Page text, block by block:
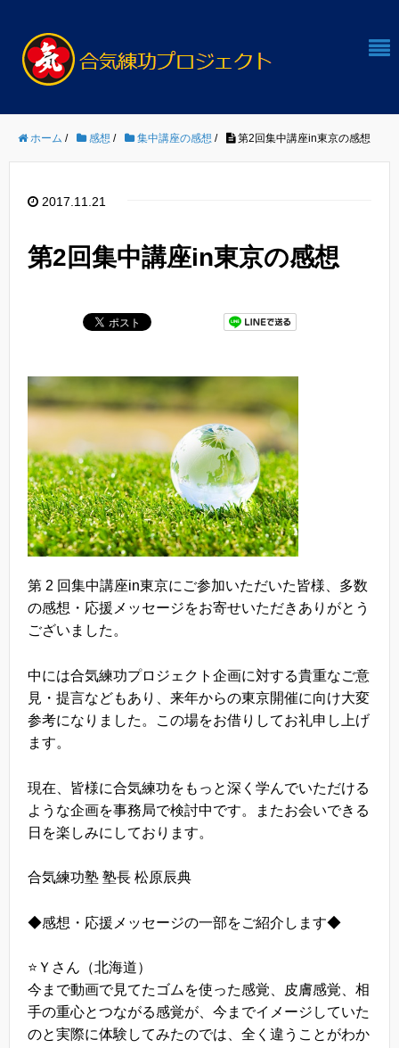
ホーム / 感想 / 集中講座の感想 / 第2回集中講座in東京の感想
2017.11.21
第2回集中講座in東京の感想
第 2 回集中講座in東京にご参加いただいた皆様、多数
の感想・応援メッセージをお寄せいただきありがとう
ございました。
中には合気練功プロジェクト企画に対する貴重なご意
見・提言などもあり、来年からの東京開催に向け大変
参考になりました。この場をお借りしてお礼申し上げ
ます。
現在、皆様に合気練功をもっと深く学んでいただける
ような企画を事務局で検討中です。またお会いできる
日を楽しみにしております。
合気練功塾 塾長 松原辰典
◆感想・応援メッセージの一部をご紹介します◆
⭐️Ｙさん（北海道）
今まで動画で見てたゴムを使った感覚、皮膚感覚、相
手の重心とつながる感覚が、今までイメージしていた
のと実際に体験してみたのでは、全く違うことがわか